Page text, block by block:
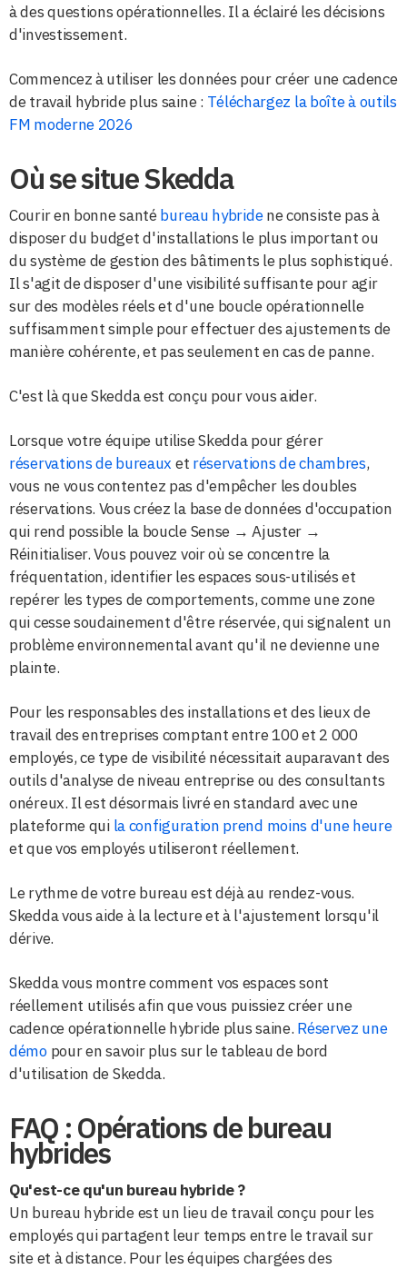
à des questions opérationnelles. Il a éclairé les décisions
d'investissement.
Commencez à utiliser les données pour créer une cadence
de travail hybride plus saine : Téléchargez la boîte à outils
FM moderne 2026
Où se situe Skedda
Courir en bonne santébureau hybridene consiste pas à
disposer du budget d'installations le plus important ou
du système de gestion des bâtiments le plus sophistiqué.
Il s'agit de disposer d'une visibilité suffisante pour agir
sur des modèles réels et d'une boucle opérationnelle
suffisamment simple pour effectuer des ajustements de
manière cohérente, et pas seulement en cas de panne.
C'est là que Skedda est conçu pour vous aider.
Lorsque votre équipe utilise Skedda pour gérer
réservations de bureaux et réservations de chambres,
vous ne vous contentez pas d'empêcher les doubles
réservations. Vous créez la base de données d'occupation
qui rend possible la boucle Sense → Ajuster →
Réinitialiser. Vous pouvez voir où se concentre la
fréquentation, identifier les espaces sous-utilisés et
repérer les types de comportements, comme une zone
qui cesse soudainement d'être réservée, qui signalent un
problème environnemental avant qu'il ne devienne une
plainte.
Pour les responsables des installations et des lieux de
travail des entreprises comptant entre 100 et 2 000
employés, ce type de visibilité nécessitait auparavant des
outils d'analyse de niveau entreprise ou des consultants
onéreux. Il est désormais livré en standard avec une
plateforme qui la configuration prend moins d'une heure
et que vos employés utiliseront réellement.
Le rythme de votre bureau est déjà au rendez-vous.
Skedda vous aide à la lecture et à l'ajustement lorsqu'il
dérive.
Skedda vous montre comment vos espaces sont
réellement utilisés afin que vous puissiez créer une
cadence opérationnelle hybride plus saine. Réservez une
démopour en savoir plus sur le tableau de bord
d'utilisation de Skedda.
FAQ : Opérations de bureau
hybrides
Qu'est-ce qu'un bureau hybride ?
Un bureau hybride est un lieu de travail conçu pour les
employés qui partagent leur temps entre le travail sur
site et à distance. Pour les équipes chargées des